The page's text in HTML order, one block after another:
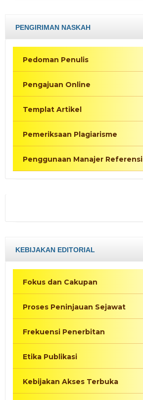
PENGIRIMAN NASKAH
Pedoman Penulis
Pengajuan Online
Templat Artikel
Pemeriksaan Plagiarisme
Penggunaan Manajer Referensi
KEBIJAKAN EDITORIAL
Fokus dan Cakupan
Proses Peninjauan Sejawat
Frekuensi Penerbitan
Etika Publikasi
Kebijakan Akses Terbuka